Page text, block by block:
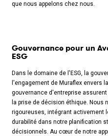
que nous appelons chez nous.
Gouvernance pour un
ESG
Dans le domaine de l'ESG, la
l'engagement de Muraflex envers
gouvernance d'entreprise
la prise de décision éthique.
rigoureuses, intégrant activement
durabilité dans notre planification
décisionnels. Au cœur de notre